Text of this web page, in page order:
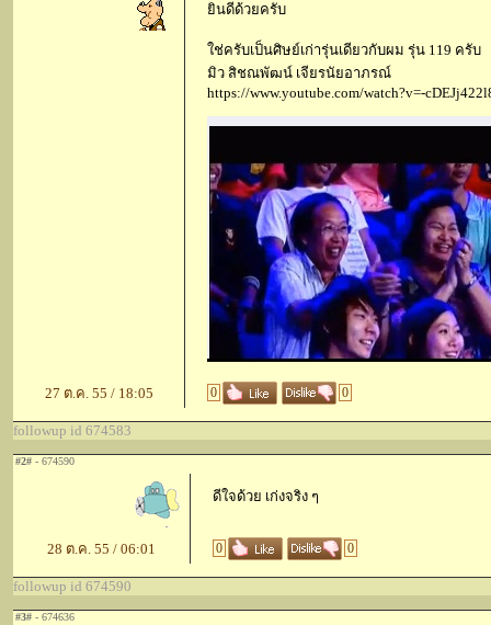
ยินดีด้วยครับ
ใช่ครับเป็นศิษย์เก่ารุ่นเดียวกับผม รุ่น 119 ครับ
มิว สิชณพัฒน์ เจียรนัยอาภรณ์
https://www.youtube.com/watch?v=-
27 ต.ค. 55 / 18:05 0 0
followup id 674583
#2# - 674590
ดีใจด้วย เก่งจริง ๆ
28 ต.ค. 55 / 06:01 0 0
followup id 674590
#3# - 674636